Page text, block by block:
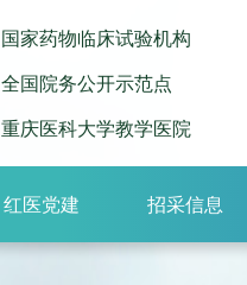
国家药物临床试验机构
全国院务公开示范点
重庆医科大学教学医院
红医党建 招采信息